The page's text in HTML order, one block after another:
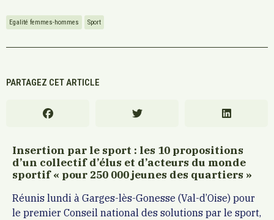
Egalité femmes-hommes Sport
PARTAGEZ CET ARTICLE
Insertion par le sport : les 10 propositions
d’un collectif d’élus et d’acteurs du monde
sportif « pour 250 000 jeunes des quartiers »
Réunis lundi à Garges-lès-Gonesse (Val-d’Oise) pour
le premier Conseil national des solutions par le sport,